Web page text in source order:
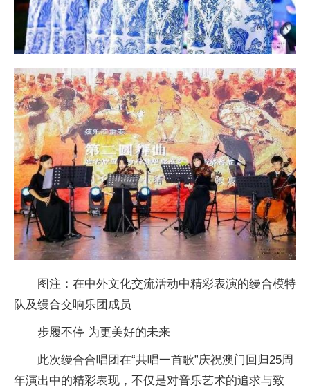
图注：在中外文化交流活动中精彩表演的缦合模特
队及缦合交响乐团成员
步履不停 为更美好的未来
此次缦合合唱团在“共唱一首歌”庆祝澳门回归25周
年演出中的精彩表现，不仅是对音乐艺术的追求与致